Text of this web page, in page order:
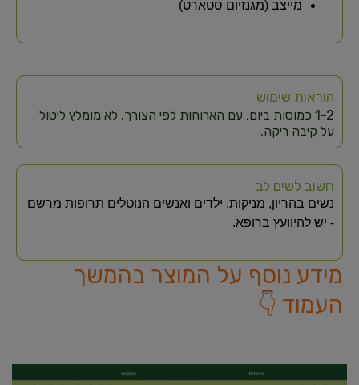
מייצב (מגנזיום סטארט)
הוראות שימוש
1-2 כמוסות ביום, עם הארוחות לפי הצורך. לא מומלץ ליטול
על קיבה ריקה.
חשוב לשים לב
נשים בהריון, מניקות, ילדים ואנשים הנוטלים תרופות מרשם
- יש להיוועץ ברופא.
מידע נוסף על המוצר בהמשך
העמוד 👇